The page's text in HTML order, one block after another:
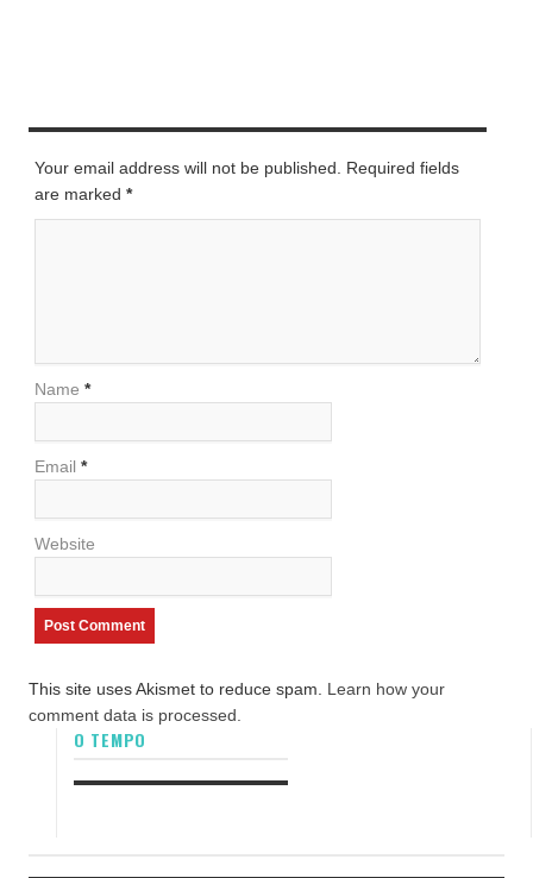
Your email address will not be published. Required fields
are marked *
Name *
Email *
Website
This site uses Akismet to reduce spam. Learn how your
comment data is processed.
O TEMPO